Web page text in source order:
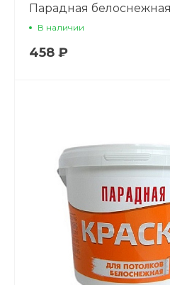
Парадная
В наличии
458 ₽